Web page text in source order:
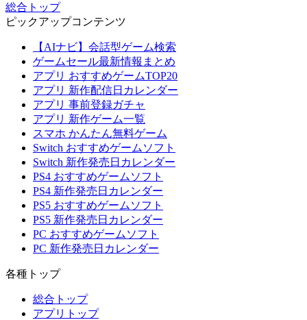
総合トップ
ピックアップコンテンツ
【AIナビ】会話型ゲーム検索
ゲームセール最新情報まとめ
アプリ おすすめゲームTOP20
アプリ 新作配信日カレンダー
アプリ 事前登録ガチャ
アプリ 新作ゲーム一覧
スマホ かんたん無料ゲーム
Switch おすすめゲームソフト
Switch 新作発売日カレンダー
PS4 おすすめゲームソフト
PS4 新作発売日カレンダー
PS5 おすすめゲームソフト
PS5 新作発売日カレンダー
PC おすすめゲームソフト
PC 新作発売日カレンダー
各種トップ
総合トップ
アプリトップ